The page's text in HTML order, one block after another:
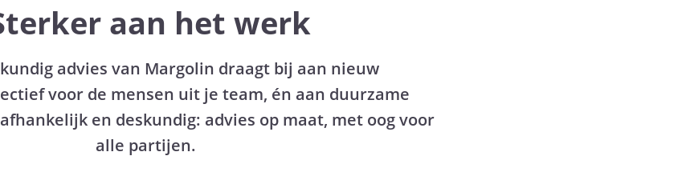
aan het werk
advies van Margolin draagt bij aan nieuw
voor de mensen uit je team, én aan duurzame
en deskundig: advies op maat, met oog voor
alle partijen.